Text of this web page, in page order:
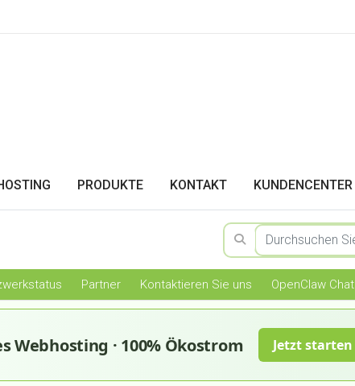
PRODUKTE KONTAKT KUNDENCENTER
Partner Kontaktieren Sie uns OpenClaw Chat